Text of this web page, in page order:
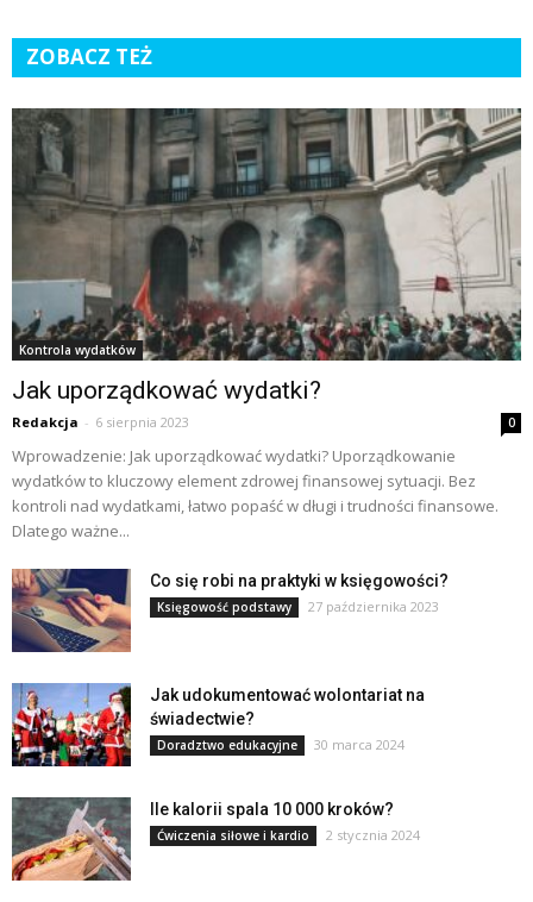
ZOBACZ TEŻ
Kontrola wydatków
Jak uporządkować wydatki?
Redakcja - 6 sierpnia 2023 0
Wprowadzenie: Jak uporządkować wydatki? Uporządkowanie
wydatków to kluczowy element zdrowej finansowej sytuacji. Bez
kontroli nad wydatkami, łatwo popaść w długi i trudności finansowe.
Dlatego ważne...
Co się robi na praktyki w księgowości?
Księgowość podstawy 27 października 2023
Jak udokumentować wolontariat na
świadectwie?
Doradztwo edukacyjne 30 marca 2024
Ile kalorii spala 10 000 kroków?
Ćwiczenia siłowe i kardio 2 stycznia 2024